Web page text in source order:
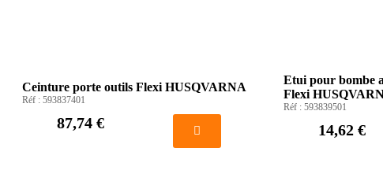
Ceinture porte outils Flexi HUSQVARNA
Réf : 593837401
87,74 €
Etui pour bombe
Flexi
Réf : 593839501
14,62 €